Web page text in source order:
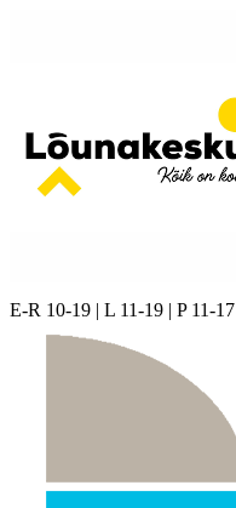
E-R 10-19 | L 11-19 | P 11-17